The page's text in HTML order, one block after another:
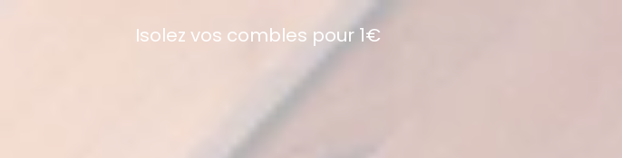
Isolez vos combles pour 1€